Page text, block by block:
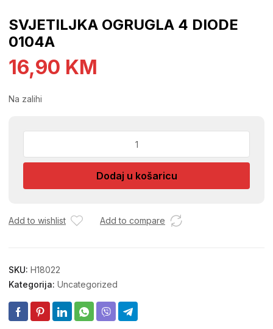
SVJETILJKA OGRUGLA 4 DIODE
0104A
16,90 KM
Na zalihi
4
0104A
Dodaj u košaricu
Add to wishlist Add to compare
SKU: H18022
Kategorija: Uncategorized